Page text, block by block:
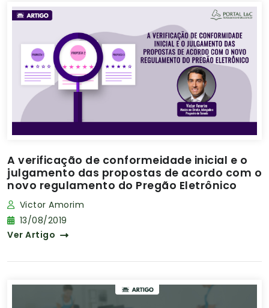
A verificação de conformeidade inicial e o
julgamento das propostas de acordo com o
novo regulamento do Pregão Eletrônico
Victor Amorim
13/08/2019
Ver Artigo